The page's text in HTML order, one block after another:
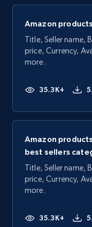
Amazon products
Title, Seller name,
price, Currency,
more.
35.3K+
Amazon
best sellers
Title, Seller name,
price, Currency,
more.
35.3K+